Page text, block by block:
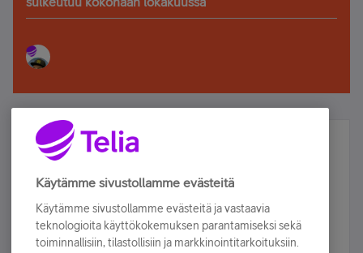
Älä jää paitsi – osallistu ja voita!
Tilaa Telian uutiskirje ja olet mukana arvonnassa.
sähköpostiisi.
Käytämme sivustollamme evästeitä
Käytämme sivustollamme evästeitä ja vastaavia
teknologioita käyttökokemuksen parantamiseksi sekä
toiminnallisiin, tilastollisiin ja markkinointitarkoituksiin.